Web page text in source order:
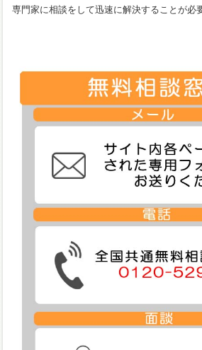
専門家に相談をして迅速に解決することが必